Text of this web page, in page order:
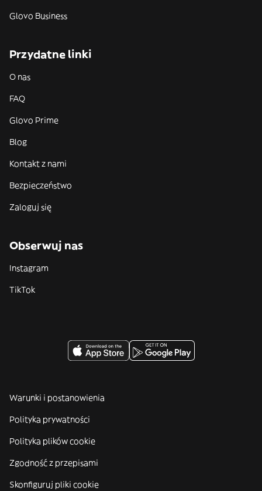
Glovo Business
Przydatne linki
O nas
FAQ
Glovo Prime
Blog
Kontakt z nami
Bezpieczeństwo
Zaloguj się
Obserwuj nas
Instagram
TikTok
Warunki i postanowienia
Polityka prywatności
Polityka plików cookie
Zgodność z przepisami
Skonfiguruj pliki cookie